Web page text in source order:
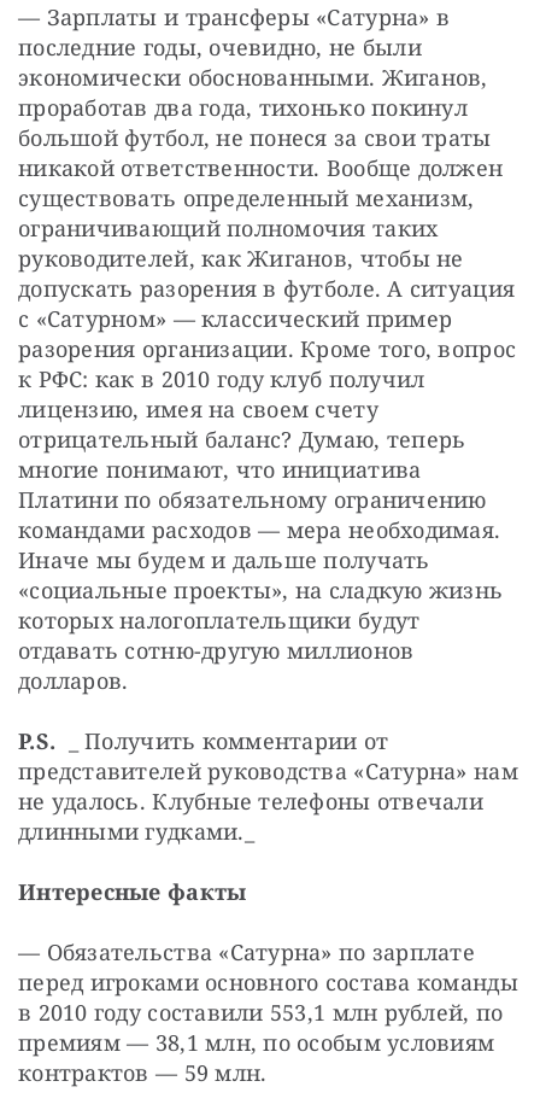
— Зарплаты и трансферы «Сатурна» в
последние годы, очевидно, не были
экономически обоснованными. Жиганов,
проработав два года, тихонько покинул
большой футбол, не понеся за свои траты
никакой ответственности. Вообще должен
существовать определенный механизм,
ограничивающий полномочия таких
руководителей, как Жиганов, чтобы не
допускать разорения в футболе. А ситуация
с «Сатурном» — классический пример
разорения организации. Кроме того, вопрос
к РФС: как в 2010 году клуб получил
лицензию, имея на своем счету
отрицательный баланс? Думаю, теперь
многие понимают, что инициатива
Платини по обязательному ограничению
командами расходов — мера необходимая.
Иначе мы будем и дальше получать
«социальные проекты», на сладкую жизнь
которых налогоплательщики будут
отдавать сотню-другую миллионов
долларов.
P.S.
  _ Получить комментарии от
представителей руководства «Сатурна» нам
не удалось. Клубные телефоны отвечали
длинными гудками._
Интересные факты
— Обязательства «Сатурна» по зарплате
перед игроками основного состава команды
в 2010 году составили 553,1 млн рублей, по
премиям — 38,1 млн, по особым условиям
контрактов — 59 млн.